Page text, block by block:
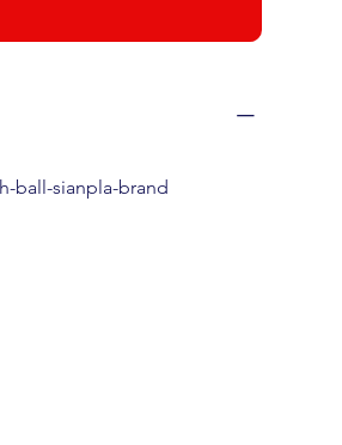
ball-sianpla-brand